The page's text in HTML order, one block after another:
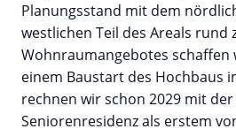
Planungsstand mit dem
westlichen Teil des Areals rund
Wohnraumangebotes schaffen
einem Baustart des Hochbaus
rechnen wir schon 2029 mit
Seniorenresidenz als erstem